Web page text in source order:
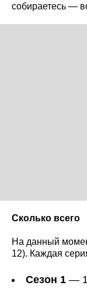
собираетесь —
Сколько всего
На данный
12). Каждая
Сезон 1 —